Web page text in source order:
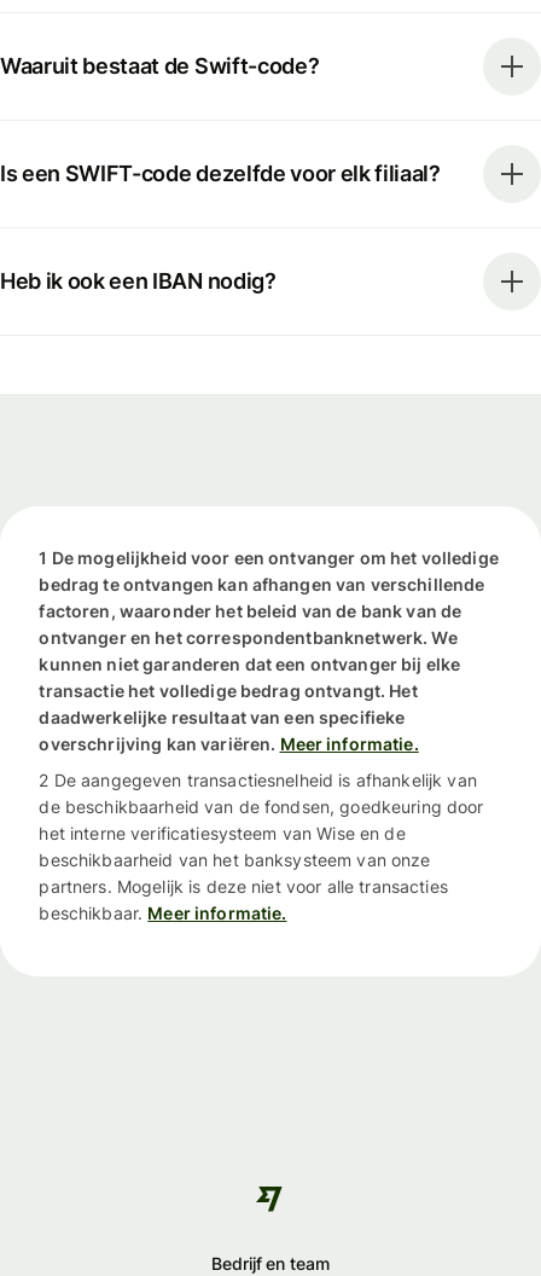
Waaruit bestaat de Swift-code?
Is een SWIFT-code dezelfde voor elk filiaal?
Heb ik ook een IBAN nodig?
1 De mogelijkheid voor een ontvanger om het volledige
bedrag te ontvangen kan afhangen van verschillende
factoren, waaronder het beleid van de bank van de
ontvanger en het correspondentbanknetwerk. We
kunnen niet garanderen dat een ontvanger bij elke
transactie het volledige bedrag ontvangt. Het
daadwerkelijke resultaat van een specifieke
overschrijving kan variëren. Meer informatie.
2 De aangegeven transactiesnelheid is afhankelijk van
de beschikbaarheid van de fondsen, goedkeuring door
het interne verificatiesysteem van Wise en de
beschikbaarheid van het banksysteem van onze
partners. Mogelijk is deze niet voor alle transacties
beschikbaar. Meer informatie.
Bedrijf en team